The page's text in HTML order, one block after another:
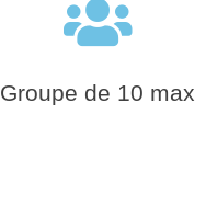
Groupe de 10 max